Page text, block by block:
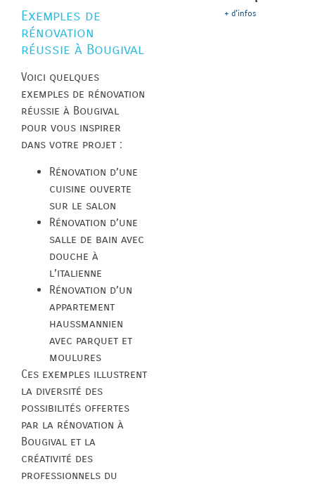
Exemples de
rénovation
réussie à Bougival
Voici quelques
exemples de rénovation
réussie à Bougival
pour vous inspirer
dans votre projet :
Rénovation d’une
cuisine ouverte
sur le salon
Rénovation d’une
salle de bain avec
douche à
l’italienne
Rénovation d’un
appartement
haussmannien
avec parquet et
moulures
Ces exemples illustrent
la diversité des
possibilités offertes
par la rénovation à
Bougival et la
créativité des
professionnels du
+ d'infos